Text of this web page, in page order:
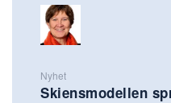
Nyhet
Skiensmodellen